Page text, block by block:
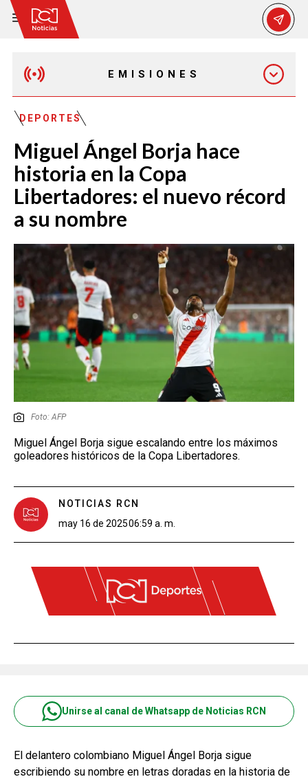
EMISIONES
EMISIÓN 7:00 PM
DEPORTES
Miguel Ángel Borja hace
historia en la Copa
Libertadores: el nuevo récord
a su nombre
Foto: AFP
Miguel Ángel Borja sigue escalando entre los máximos
goleadores históricos de la Copa Libertadores.
NOTICIAS RCN
may 16 de 202506:59 a. m.
Unirse al canal de Whatsapp de Noticias RCN
El delantero colombiano Miguel Ángel Borja sigue
escribiendo su nombre en letras doradas en la historia de